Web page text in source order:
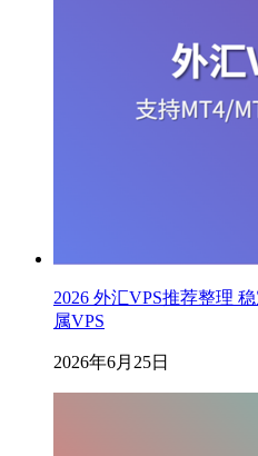
2026 外汇VPS推荐整理
属VPS
2026年6月25日